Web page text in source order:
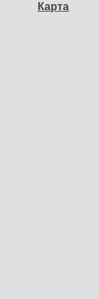
Карта